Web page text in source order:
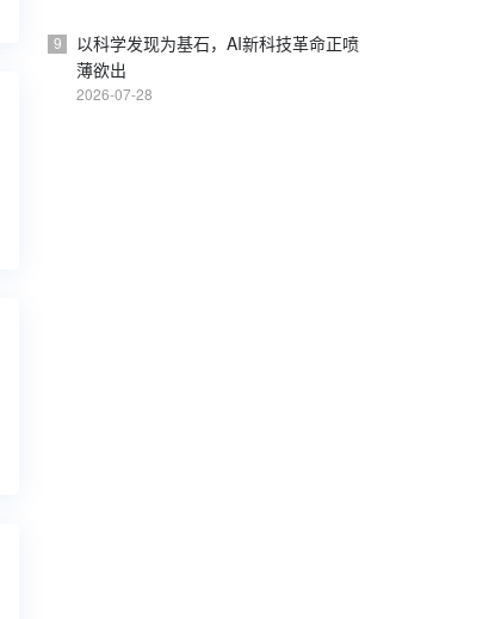
以科学发现为基石，AI新科技革命正喷
薄欲出
2026-07-28
9